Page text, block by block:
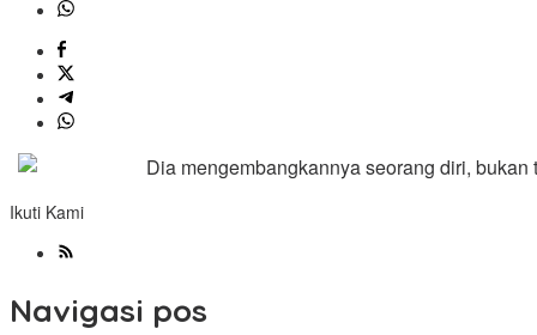
Dia mengembangkannya seorang diri, bukan
Ikuti Kami
Navigasi pos